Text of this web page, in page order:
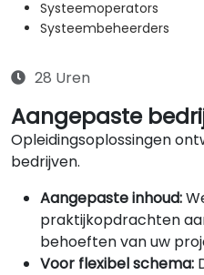
Systeemoperators
Systeembeheerders
28 Uren
Aangepaste
Opleidingsoplossingen
bedrijven.
Aangepaste inhoud:
praktijkopdrachten
behoeften van uw
Voor flexibel schema: